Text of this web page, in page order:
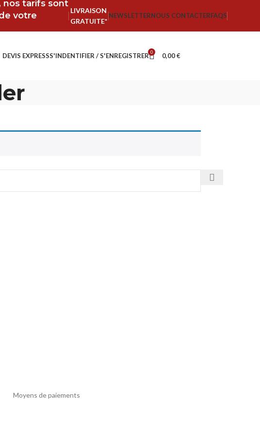
nos tarifs sont
votre
LIVRAISON
GRATUITE*
NEWSLETTERNOUS CONTACTERFAQS
DEVIS EXPRESSS'INDENTIFIER / S'ENREGISTRER 0 0,00€
Moyens de paiements